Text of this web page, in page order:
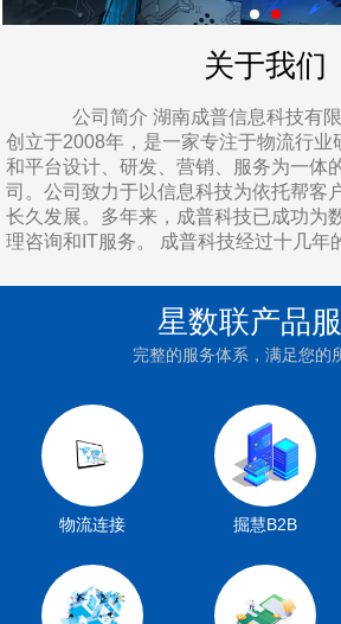
关于我们
创立于2008年，是一家专注于物流行业
和平台设计、研发、营销、服务为一体
司。公司致力于以信息科技为依托帮客
长久发展。多年来，成普科技已成功为
理咨询和IT服务。 成普科技经过十几年的发展，已经拥有了良
念。成普科技积极顺应国家加快新型基
心做好小微企业基础服务，逐步构建良
有客户数已超十万家企业。 地理位置 公司总部地处湖
南省会长沙岳麓区麓云路100号兴工国
花国际机场34公里，周边多为工业园、
之便利，创业环境相当之良好。
星数联产品
完整的服务体系，满足您的
物流连接 掘慧B2B